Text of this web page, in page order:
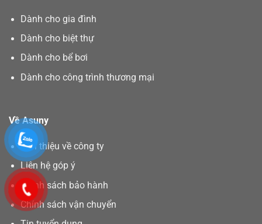
Dành cho gia đình
Dành cho biệt thự
Dành cho bể bơi
Dành cho công trình thương mại
Về Asuny
Giới thiệu về công ty
Liên hệ góp ý
Chính sách bảo hành
Chính sách vận chuyển